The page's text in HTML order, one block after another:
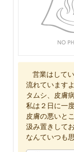
営業はして
流れています
タムシ、皮膚
私は２日に一
皮膚の悪いと
汲み置きして
なんていつも